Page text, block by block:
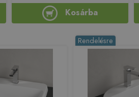
Kosárba
Rendelésre